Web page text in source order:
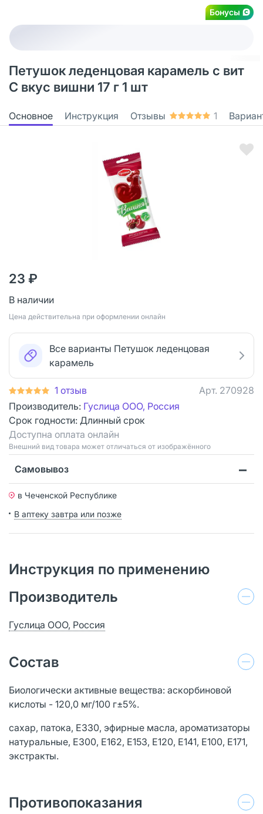
Бонусы
Петушок леденцовая карамель с вит
С вкус вишни 17 г 1 шт
Основное Инструкция Отзывы 1
23 ₽
В наличии
Цена действительна при оформлении онлайн
Все варианты Петушок леденцовая
карамель
1 отзыв Арт. 270928
Производитель: Гуслица ООО, Россия
Срок годности: Длинный срок
Доступна оплата онлайн
Bнешний вид товара может отличаться от изображённого
Самовывоз
в Чеченской Республике
В аптеку завтра или позже
Инструкция по применению
Производитель
Гуслица ООО, Россия
Состав
Биологически активные вещества: аскорбиновой
кислоты - 120,0 мг/100 г±5%.
сахар, патока, Е330, эфирные масла, ароматизаторы
натуральные, Е300, Е162, Е153, Е120, Е141, Е100, Е171,
экстракты.
Противопоказания